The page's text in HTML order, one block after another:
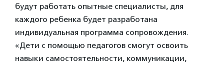
будут работать опытные специалисты, для
каждого ребенка будет разработана
индивидуальная программа сопровождения.
«Дети с помощью педагогов смогут освоить
навыки самостоятельности, коммуникации,